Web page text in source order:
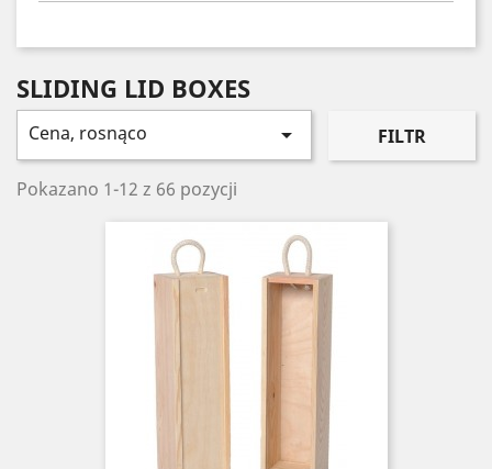
SLIDING LID BOXES
Cena, rosnąco  FILTR
Pokazano 1-12 z 66 pozycji